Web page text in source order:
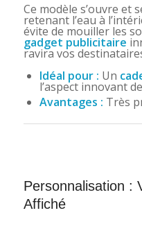
Ce modèle s’ouvre et
retenant l’eau à
évite de mouiller les
gadget publicitaire
ravira vos
Idéal pour : Un
l’aspect innovant
Avantages : Très
Personnalisation :
Affiché